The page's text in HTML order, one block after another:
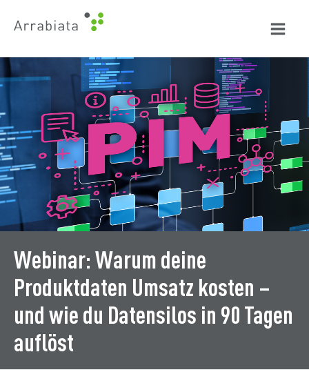
Inhalt
Webinar: Warum deine
Produktdaten Umsatz kosten –
und wie du Datensilos in 90 Tagen
auflöst